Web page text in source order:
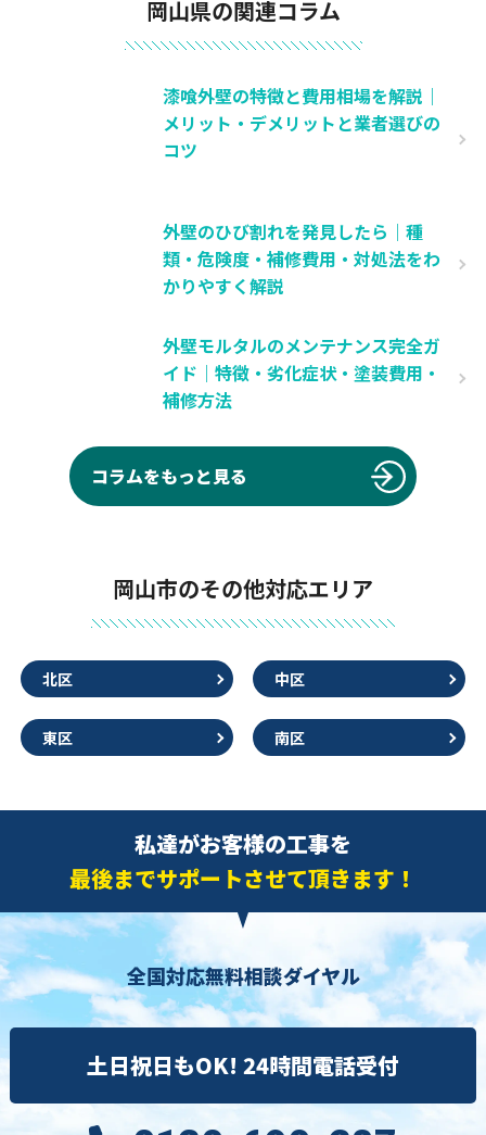
岡山県の関連コラム
漆喰外壁の特徴と費用相場を解説｜
メリット・デメリットと業者選びの
コツ
外壁のひび割れを発見したら｜種
類・危険度・補修費用・対処法をわ
かりやすく解説
外壁モルタルのメンテナンス完全ガ
イド｜特徴・劣化症状・塗装費用・
補修方法
コラムをもっと見る
岡山市のその他対応エリア
北区 中区
東区 南区
私達がお客様の工事を
最後までサポートさせて頂きます！
全国対応無料相談ダイヤル
土日祝日もOK! 24時間電話受付